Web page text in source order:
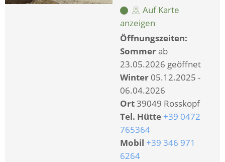
Auf Karte
anzeigen
Öffnungszeiten:
Sommerab
23.05.2026 geöffnet
Winter 05.12.2025 -
06.04.2026
Ort39049 Rosskopf
Tel. Hütte +39 0472
765364
Mobil +39 346 971
6264